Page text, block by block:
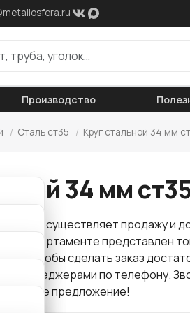
Производство
/ Сталь ст35 / Круг стальной 34 мм
34 мм
осуществляет продажу и
нашем сортаменте представлен
Чтобы сделать заказ
менеджерами по телефону.
предложение!